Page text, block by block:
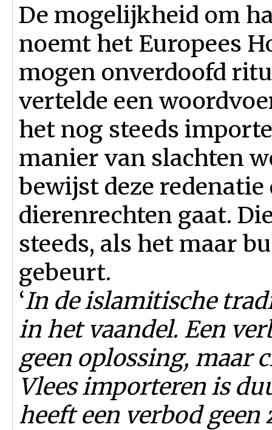
De mogelijkheid om
noemt het Europees
mogen onverdoofd
vertelde een
het nog steeds
manier van slachten
bewijst deze
dierenrechten gaat.
steeds, als het maar
gebeurt.
‘In de islamitische
in het vaandel. Een
geen oplossing, maar
Vlees importeren is
heeft een verbod geen